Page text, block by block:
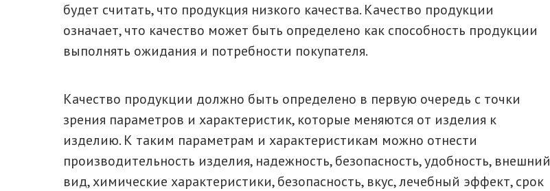
будет считать, что продукция низкого качества. Качество продукции
означает, что качество может быть определено как способность продукции
выполнять ожидания и потребности покупателя.
Качество продукции должно быть определено в первую очередь с точки
зрения параметров и характеристик, которые меняются от изделия к
изделию. К таким параметрам и характеристикам можно отнести
производительность изделия, надежность, безопасность, удобность, внешний
вид, химические характеристики, безопасность, вкус, лечебный эффект, срок